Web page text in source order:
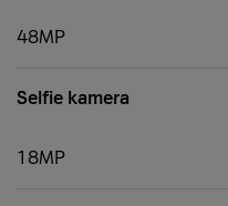
48MP
Selfie kamera
18MP